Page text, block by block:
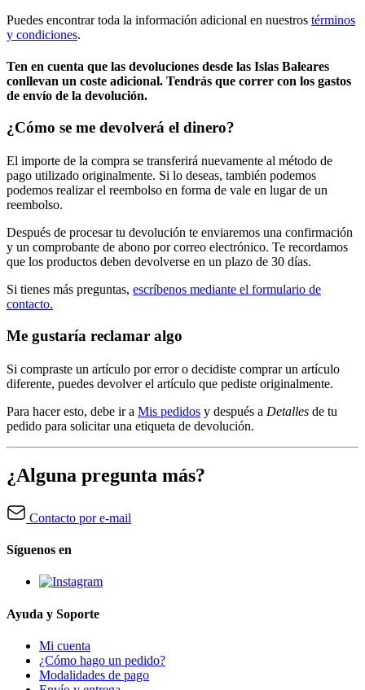
Puedes encontrar toda la información adicional en nuestros términos
y condiciones.
Ten en cuenta que las devoluciones desde las Islas Baleares
conllevan un coste adicional. Tendrás que correr con los gastos
de envío de la devolución.
¿Cómo se me devolverá el dinero?
El importe de la compra se transferirá nuevamente al método de
pago utilizado originalmente. Si lo deseas, también podemos
podemos realizar el reembolso en forma de vale en lugar de un
reembolso.
Después de procesar tu devolución te enviaremos una confirmación
y un comprobante de abono por correo electrónico. Te recordamos
que los productos deben devolverse en un plazo de 30 días.
Si tienes más preguntas, escríbenos mediante el formulario de
contacto.
Me gustaría reclamar algo
Si compraste un artículo por error o decidiste comprar un artículo
diferente, puedes devolver el artículo que pediste originalmente.
Para hacer esto, debe ir a Mis pedidos y después a Detalles de tu
pedido para solicitar una etiqueta de devolución.
¿Alguna pregunta más?
Contacto por e-mail
Síguenos en
Ayuda y Soporte
Mi cuenta
¿Cómo hago un pedido?
Modalidades de pago